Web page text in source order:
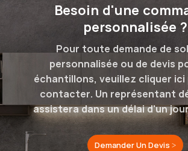
Besoin d'une
personnalisée ?
Pour toute demande de
personnalisée ou de devis
échantillons, veuillez cliquer ici
contacter. Un représentant
assistera dans un délai d'un
Demander Un Devis >